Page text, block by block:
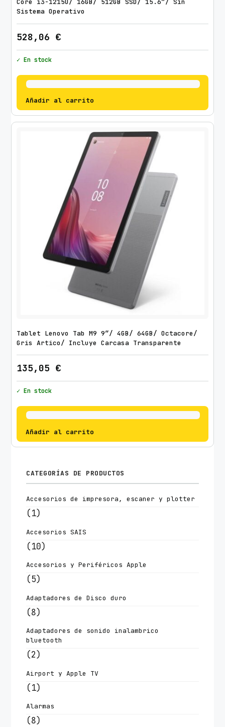
Core i3-1215U/ 16GB/ 512GB SSD/ 15.6″/ Sin
Sistema Operativo
528,06 €
✓ En stock
Añadir al carrito
Tablet Lenovo Tab M9 9″/ 4GB/ 64GB/ Octacore/
Gris Artico/ Incluye Carcasa Transparente
135,05 €
✓ En stock
Añadir al carrito
CATEGORÍAS DE PRODUCTOS
Accesorios de impresora, escaner y plotter
(1)
Accesorios SAIS
(10)
Accesorios y Periféricos Apple
(5)
Adaptadores de Disco duro
(8)
Adaptadores de sonido inalambrico
bluetooth
(2)
Airport y Apple TV
(1)
Alarmas
(8)